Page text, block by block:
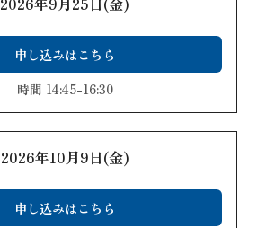
申し込みはこちら
時間 14:45-16:30
2026年10月9日(金)
申し込みはこちら